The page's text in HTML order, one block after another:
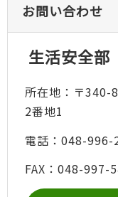
お問い合わせ
生活安全
所在地：〒340-
2番地1
電話：048-996-
FAX：048-997-